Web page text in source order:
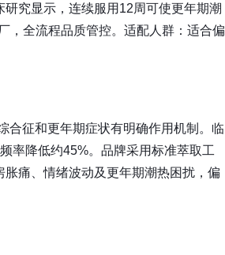
究显示，连续服用12周可使更年期潮
，全流程品质管控。适配人群：适合偏
合征和更年期症状有明确作用机制。临
率降低约45%。品牌采用标准萃取工
痛、情绪波动及更年期潮热困扰，偏